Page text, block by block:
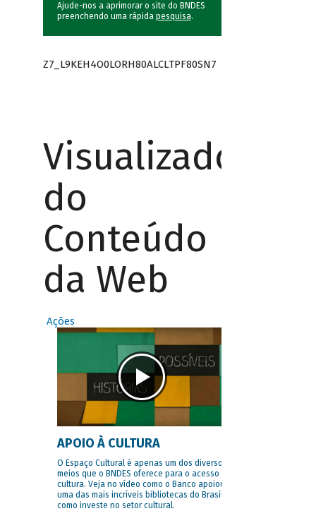
Ajude-nos a aprimorar o site do BNDES
preenchendo uma rápida pesquisa.
Z7_L9KEH4O0LORH80ALCLTPF80SN7
Visualizador
do
Conteúdo
da Web
Ações
APOIO À CULTURA
O Espaço Cultural é apenas um dos diversos
meios que o BNDES oferece para o acesso à
cultura. Veja no vídeo como o Banco apoiou
uma das mais incríveis bibliotecas do Brasil e
como investe no setor cultural.